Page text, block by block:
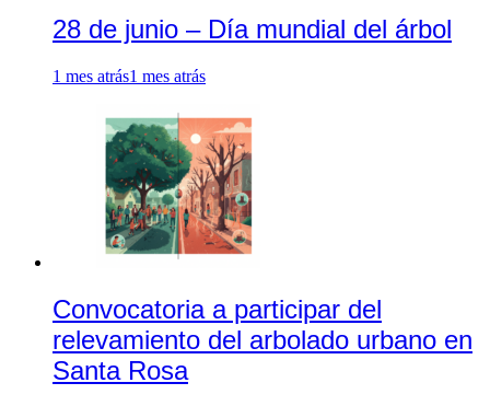
28 de junio – Día mundial del árbol
1 mes atrás1 mes atrás
Convocatoria a participar del
relevamiento del arbolado urbano en
Santa Rosa